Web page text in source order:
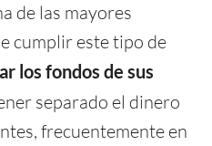
de las mayores
cumplir este tipo de
los fondos de sus
separado el dinero
frecuentemente en